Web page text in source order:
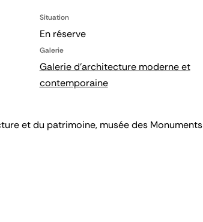
Situation
En réserve
Galerie
Galerie d'architecture moderne et
contemporaine
et du patrimoine, musée des Monuments